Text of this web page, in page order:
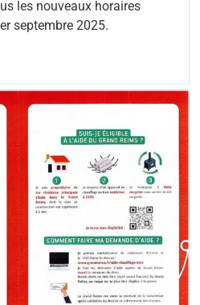
les nouveaux horaires
septembre 2025.